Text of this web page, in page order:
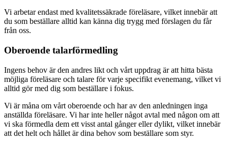
Vi arbetar endast med kvalitetssäkrade föreläsare, vilket innebär att
du som beställare alltid kan känna dig trygg med förslagen du får
från oss.
Oberoende talarförmedling
Ingens behov är den andres likt och vårt uppdrag är att hitta bästa
möjliga föreläsare och talare för varje specifikt evenemang, vilket vi
alltid gör med dig som beställare i fokus.
Vi är måna om vårt oberoende och har av den anledningen inga
anställda föreläsare. Vi har inte heller något avtal med någon om att
vi ska förmedla dem ett visst antal gånger eller dylikt, vilket innebär
att det helt och hållet är dina behov som beställare som styr.